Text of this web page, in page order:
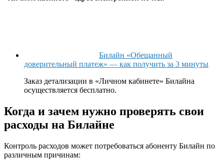
Билайн «Обещанный
доверительный платеж» — как получить за 3 минуты
Заказ детализации в «Личном кабинете» Билайна
осуществляется бесплатно.
Когда и зачем нужно проверять свои
расходы на Билайне
Контроль расходов может потребоваться абоненту Билайн по
различным причинам: